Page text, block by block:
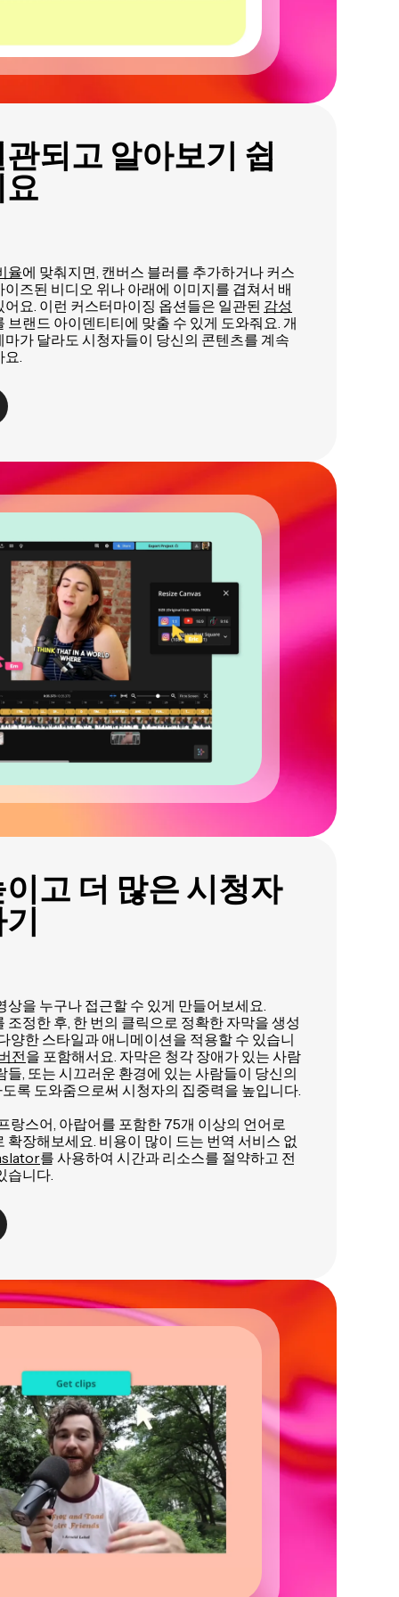
되고 알아보기 쉽
율에 맞춰지면, 캔버스 블러를 추가하거나 커스
즈된 비디오 위나 아래에 이미지를 겹쳐서 배
요. 이런 커스터마이징 옵션들은 일관된 감성
브랜드 아이덴티티에 맞출 수 있게 도와줘요. 개
가 달라도 시청자들이 당신의 콘텐츠를 계속
.
고 더 많은 시청자
을 누구나 접근할 수 있게 만들어보세요.
정한 후, 한 번의 클릭으로 정확한 자막을 생성
양한 스타일과 애니메이션을 적용할 수 있습니
전을 포함해서요. 자막은 청각 장애가 있는 사람
들, 또는 시끄러운 환경에 있는 사람들이 당신의
록 도와줌으로써 시청자의 집중력을 높입니다.
랑스어, 아랍어를 포함한 75개 이상의 언어로
확장해보세요. 비용이 많이 드는 번역 서비스 없
를 사용하여 시간과 리소스를 절약하고 전
습니다.